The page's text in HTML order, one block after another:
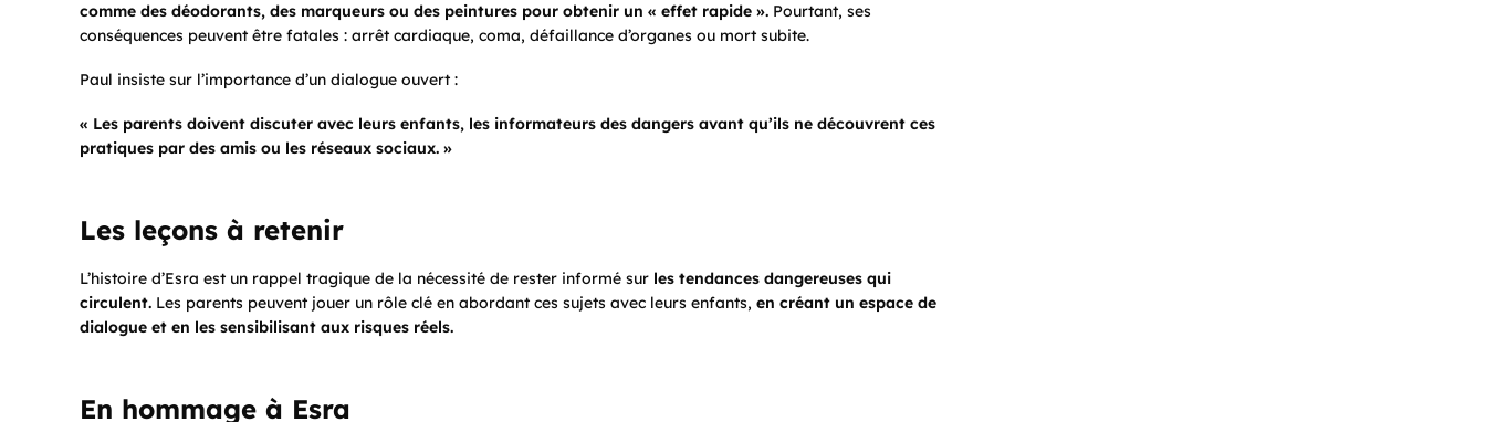
comme des déodorants, des marqueurs ou des peintures pour obtenir un « effet rapide ». Pourtant, ses
conséquences peuvent être fatales : arrêt cardiaque, coma, défaillance d’organes ou mort subite.
Paul insiste sur l’importance d’un dialogue ouvert :
« Les parents doivent discuter avec leurs enfants, les informateurs des dangers avant qu’ils ne découvrent ces
pratiques par des amis ou les réseaux sociaux. »
Les leçons à retenir
L’histoire d’Esra est un rappel tragique de la nécessité de rester informé sur les tendances dangereuses qui
circulent. Les parents peuvent jouer un rôle clé en abordant ces sujets avec leurs enfants, en créant un espace de
dialogue et en les sensibilisant aux risques réels.
En hommage à Esra